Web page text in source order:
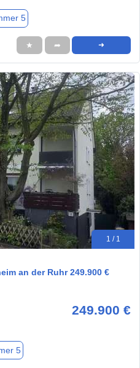
5
★ ➦ ➜
1 / 1
an der Ruhr 249.900 €
249.900 €
5